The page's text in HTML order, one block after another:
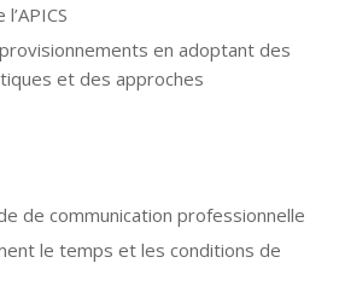
en adoptant des
et des approches
de communication professionnelle
le temps et les conditions de